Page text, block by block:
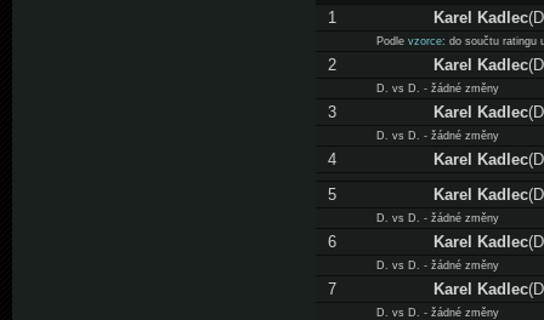
1
Karel Kadlec
Podle vzorce: do součtu ratingu
2 Karel Kadlec
D. vs D. - žádné změny
3 Karel Kadlec
D. vs D. - žádné změny
4 Karel Kadlec
5
Karel Kadlec
D. vs D. - žádné změny
6 Karel Kadlec
D. vs D. - žádné změny
7 Karel Kadlec
D. vs D. - žádné změny